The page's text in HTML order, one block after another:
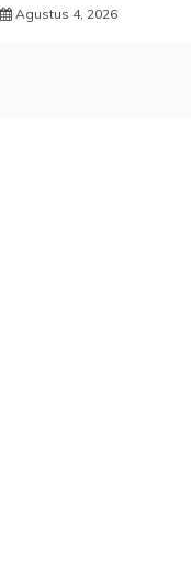
Agustus 4, 2026